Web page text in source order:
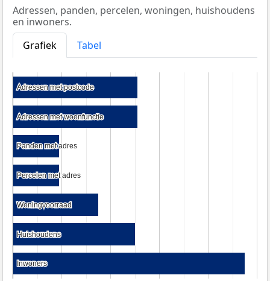
Adressen, panden, percelen, woningen, huishoudens
en inwoners.
Grafiek
Tabel
Adressen met postcode
Adressen met postcode
Adressen met woonfunctie
Adressen met woonfunctie
Panden met adres
Panden met adres
Percelen met adres
Percelen met adres
Woningvoorraad
Woningvoorraad
Huishoudens
Huishoudens
Inwoners
Inwoners